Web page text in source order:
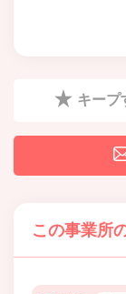
キープ
この事業所